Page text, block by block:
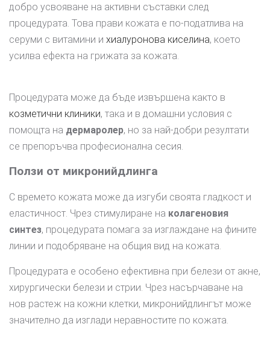
добро усвояване на активни съставки след
процедурата. Това прави кожата е по-податлива на
серуми с витамини и хиалуронова киселина, което
усилва ефекта на грижата за кожата.
Процедурата може да бъде извършена както в
козметични клиники, така и в домашни условия с
помощта на дермаролер, но за най-добри резултати
се препоръчва професионална сесия.
Ползи от микронийдлинга
С времето кожата може да изгуби своята гладкост и
еластичност. Чрез стимулиране на колагеновия
синтез, процедурата помага за изглаждане на фините
линии и подобряване на общия вид на кожата.
Процедурата е особено ефективна при белези от акне,
хирургически белези и стрии. Чрез насърчаване на
нов растеж на кожни клетки, микронийдлингът може
значително да изглади неравностите по кожата.